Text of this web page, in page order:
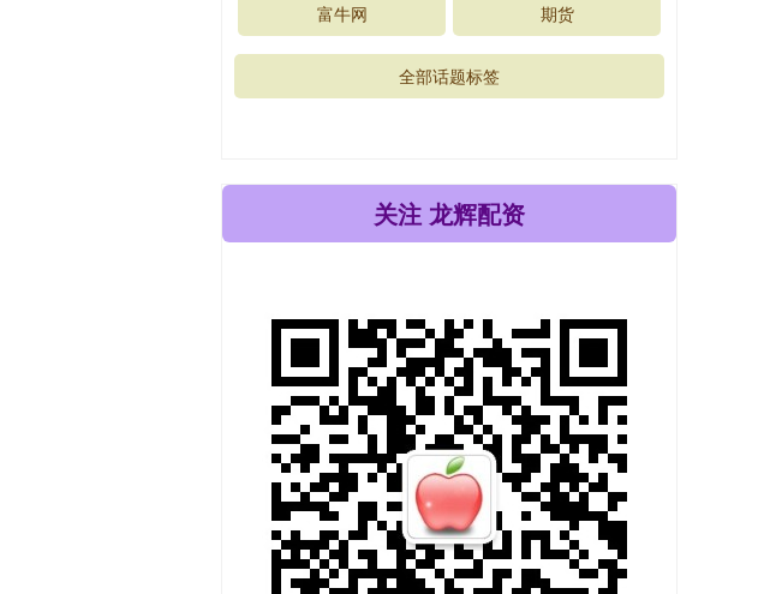
富牛网 期货
全部话题标签
关注 龙辉配资